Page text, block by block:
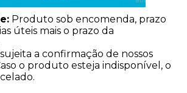
Produto sob encomenda, prazo
úteis mais o prazo da
a confirmação de nossos
o produto esteja indisponível, o